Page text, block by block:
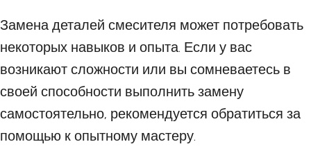
Замена деталей смесителя может потребовать
некоторых навыков и опыта. Если у вас
возникают сложности или вы сомневаетесь в
своей способности выполнить замену
самостоятельно, рекомендуется обратиться за
помощью к опытному мастеру.